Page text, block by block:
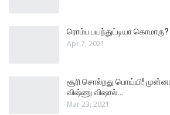
ரொம்ப பயந்துட்டியா
Apr 7, 2021
சூரி சொல்றது பொய்யி!
விஷ்ணு விஷால்…
Mar 23, 2021